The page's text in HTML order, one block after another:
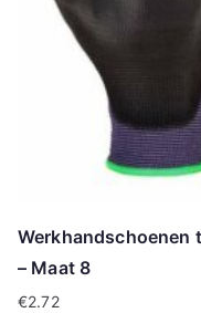
Werkhandschoenen
– Maat 8
€2.72